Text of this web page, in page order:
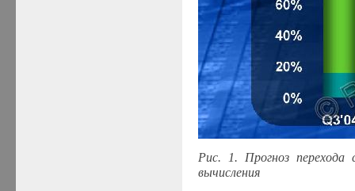
Рис. 1. Прогноз перехода
вычисления